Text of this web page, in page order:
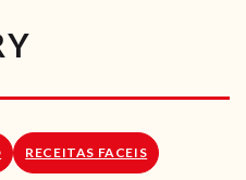
VEGGIE
NÓS
RECEITAS FACEIS